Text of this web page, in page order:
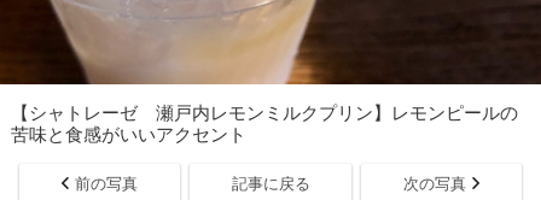
【シャトレーゼ 瀬戸内レモンミルクプリン】レモンピールの
苦味と食感がいいアクセント
前の写真 記事に戻る 次の写真